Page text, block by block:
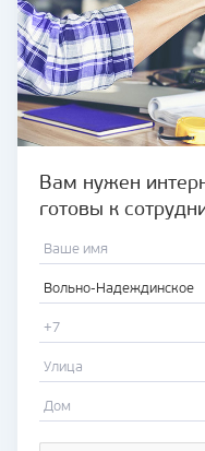
Вам нужен
готовы к
Вольно-Надеждинское